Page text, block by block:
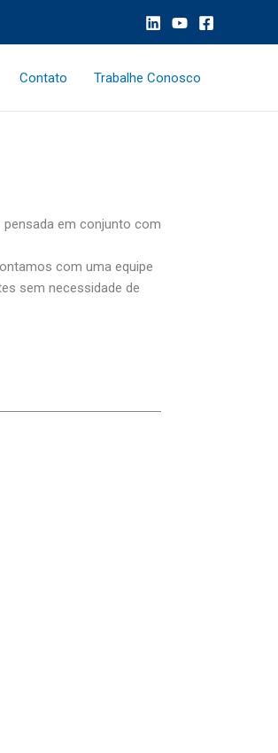
Contato Trabalhe Conosco
em conjunto com
com uma equipe
sem necessidade de